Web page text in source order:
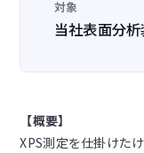
対象
当社表面分
【概要】
XPS測定を仕掛けた